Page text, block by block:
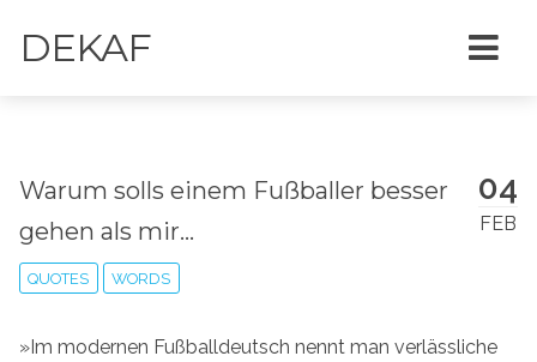
DEKAF
04
FEB
Warum solls einem Fußballer besser
gehen als mir...
QUOTES WORDS
»Im modernen Fußballdeutsch nennt man verlässliche